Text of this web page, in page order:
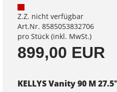
Z.Z. nicht verfügbar
Art.Nr. 8585053832706
pro Stück (inkl. MwSt.)
899,00 EUR
KELLYS Vanity 90 M